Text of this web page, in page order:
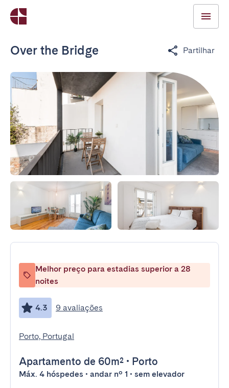
Over the Bridge Partilhar
Melhor preço para estadias superior a 28
noites
4.3 9 avaliações
Porto, Portugal
Apartamento de 60m² • Porto
Máx. 4 hóspedes • andar nº 1 • sem elevador